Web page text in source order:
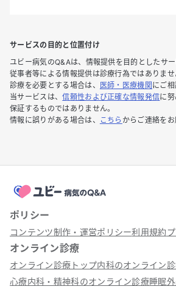
サービスの目的と位置付け
ユビー病気のQ&Aは、情報提供を目的としたサ
従事者等による情報提供は診療行為ではありませ
診療を必要とする場合は、
医師・医療機関 にご相
当サービスは、信頼性および正確な情報発信に
保証するものではありません。
情報に誤りがある場合は、
こちら からご連絡をお
ポリシー
コンテンツ制作・運営ポリシー利用規約
オンライン診療
オンライン診療トップ内科のオンライン
心療内科・精神科のオンライン診療睡眠